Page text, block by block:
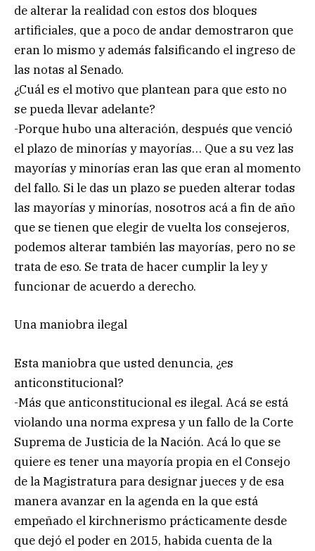
de alterar la realidad con estos dos bloques
artificiales, que a poco de andar demostraron que
eran lo mismo y además falsificando el ingreso de
las notas al Senado.
¿Cuál es el motivo que plantean para que esto no
se pueda llevar adelante?
-Porque hubo una alteración, después que venció
el plazo de minorías y mayorías… Que a su vez las
mayorías y minorías eran las que eran al momento
del fallo. Si le das un plazo se pueden alterar todas
las mayorías y minorías, nosotros acá a fin de año
que se tienen que elegir de vuelta los consejeros,
podemos alterar también las mayorías, pero no se
trata de eso. Se trata de hacer cumplir la ley y
funcionar de acuerdo a derecho.
Una maniobra ilegal
Esta maniobra que usted denuncia, ¿es
anticonstitucional?
-Más que anticonstitucional es ilegal. Acá se está
violando una norma expresa y un fallo de la Corte
Suprema de Justicia de la Nación. Acá lo que se
quiere es tener una mayoría propia en el Consejo
de la Magistratura para designar jueces y de esa
manera avanzar en la agenda en la que está
empeñado el kirchnerismo prácticamente desde
que dejó el poder en 2015, habida cuenta de la